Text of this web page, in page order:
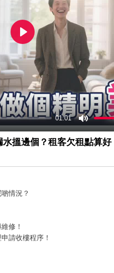
01:01
Play
水搵邊個？租客欠租點算
情況？
修！
請收樓程序！